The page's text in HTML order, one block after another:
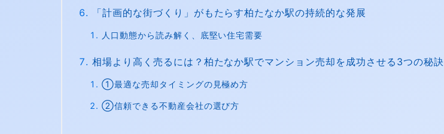
「計画的な街づくり」がもたらす柏たなか駅の持続的な発展
人口動態から読み解く、底堅い住宅需要
相場より高く売るには？柏たなか駅でマンション売却を成功させる3つの秘訣
①最適な売却タイミングの見極め方
②信頼できる不動産会社の選び方